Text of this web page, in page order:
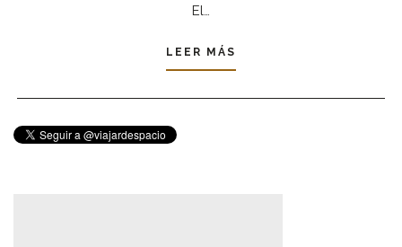
El…
LEER MÁS